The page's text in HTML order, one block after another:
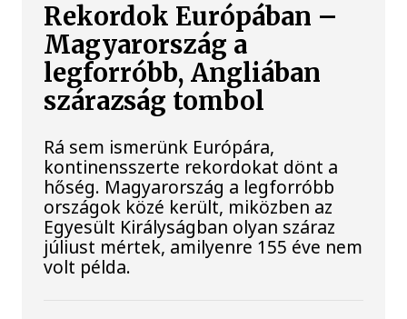
Rekordok Európában –
Magyarország a
legforróbb, Angliában
szárazság tombol
Rá sem ismerünk Európára,
kontinensszerte rekordokat dönt a
hőség. Magyarország a legforróbb
országok közé került, miközben az
Egyesült Királyságban olyan száraz
júliust mértek, amilyenre 155 éve nem
volt példa.